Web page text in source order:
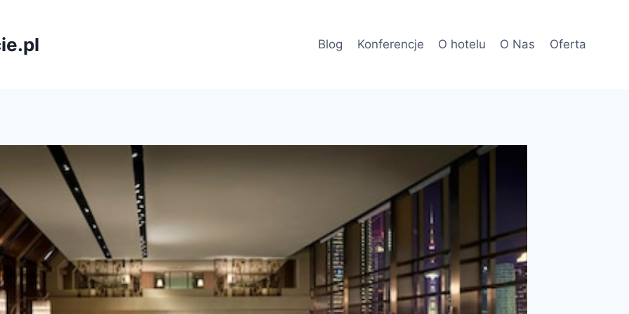
Blog Konferencje O hotelu O Nas Oferta